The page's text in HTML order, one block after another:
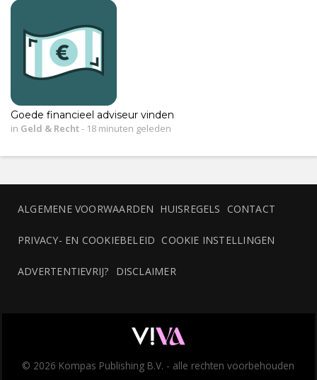
Goede financieel adviseur vinden
in Geld & Recht- 18 minuten geleden
ALGEMENE VOORWAARDEN HUISREGELS CONTACT
PRIVACY- EN COOKIEBELEID COOKIE INSTELLINGEN
ADVERTENTIEVRIJ? DISCLAIMER
© 2026 Kompas Publishing B.V. - alle rechten voorbehouden